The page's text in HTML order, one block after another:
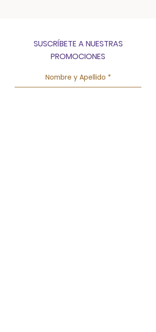
SUSCRÍBETE A NUESTRAS
PROMOCIONES